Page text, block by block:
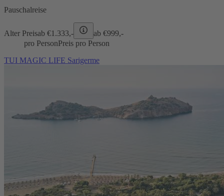
Pauschalreise
Alter Preisab €1.333,- ab €999,-
pro PersonPreis pro Person
TUI MAGIC LIFE Sarigerme